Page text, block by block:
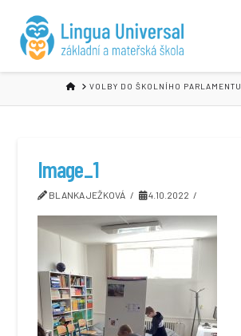
HOMEVOLBY DO ŠKOLNÍHO PARLAMENTU
Image_1
BLANKA JEŽKOVÁ 4.10.2022